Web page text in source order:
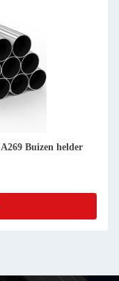
6 mm tot 630 mm